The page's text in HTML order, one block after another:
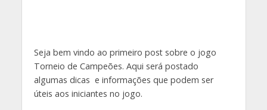
Seja bem vindo ao primeiro post sobre o jogo
Torneio de Campeões. Aqui será postado
algumas dicas e informações que podem ser
úteis aos iniciantes no jogo.